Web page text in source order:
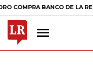
BANCO DE LA REPÚBLICA